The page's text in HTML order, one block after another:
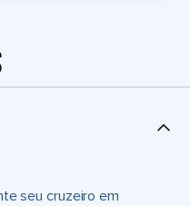
seu cruzeiro em